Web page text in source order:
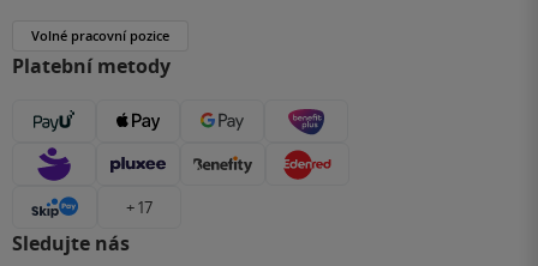
Volné pracovní pozice
Platební metody
+ 17
Sledujte nás